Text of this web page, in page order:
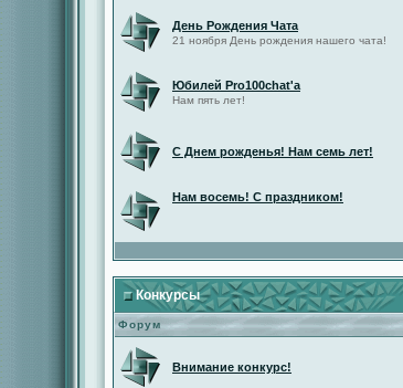
День Рождения Чата
21 ноября День рождения нашего чата!
Юбилей Pro100chat'а
Нам пять лет!
С Днем рожденья! Нам семь лет!
Нам восемь! С праздником!
Конкурсы
Форум
Внимание конкурс!